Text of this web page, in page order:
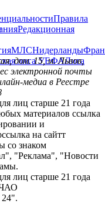
Правила
Редакционная
МЛСНидерланды
лига УЕФАЛига
дом. 15, м. Львов,
электронной почты
медиа в Реестре
лиц старше 21 года
материалов ссылка
и
на сайтт
со знаком
"Реклама", "Новости
лиц старше 21 года